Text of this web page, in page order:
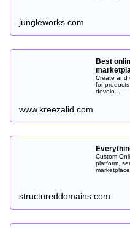
jungleworks.com
Best
Create and
for
develo...
www.kreezalid.com
Custom
platform,
structureddomains.com